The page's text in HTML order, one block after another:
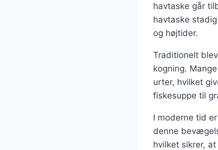
havtaske går
havtaske
og højtider.
Traditionelt
kogning.
urter, hvilket
fiskesuppe til
I moderne tid
denne
hvilket sikrer,